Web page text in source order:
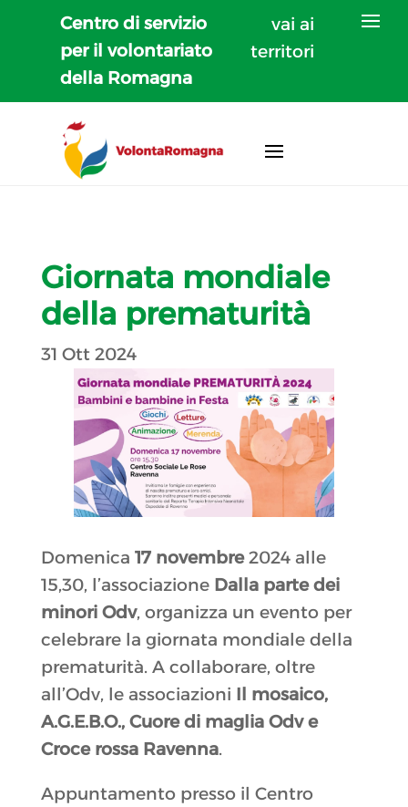
Centro di servizio
per il volontariato
della Romagna
vai ai
territori
Giornata mondiale
della prematurità
31 Ott 2024
Domenica 17 novembre2024 alle
15,30, l’associazione Dalla parte dei
minori Odv, organizza un evento per
celebrare la giornata mondiale della
prematurità. A collaborare, oltre
all’Odv, le associazioni Il mosaico,
A.G.E.B.O., Cuore di maglia Odv e
Croce rossa Ravenna.
Appuntamento presso il Centro